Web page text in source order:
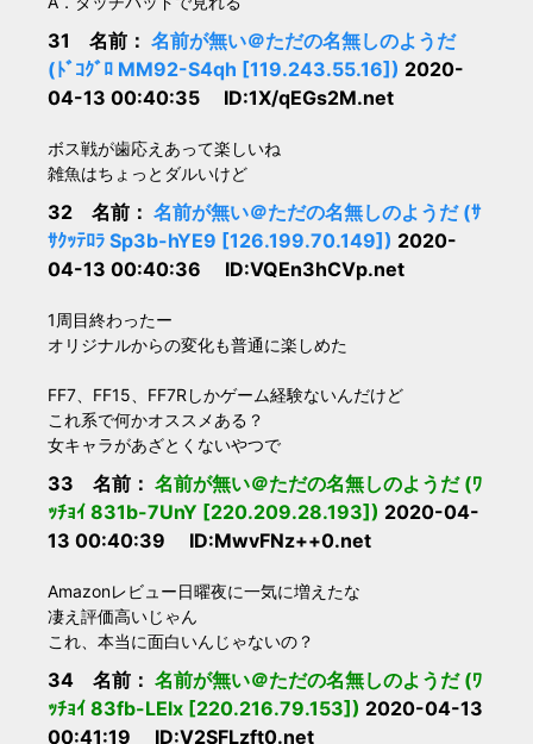
31 名前： 名前が無い＠ただの名無しのようだ
(ﾄﾞｺｸﾞﾛ MM92-S4qh [119.243.55.16]) 2020-
04-13 00:40:35 ID:1X/qEGs2M.net
ボス戦が歯応えあって楽しいね
雑魚はちょっとダルいけど
32 名前： 名前が無い＠ただの名無しのようだ (ｻ
ｻｸｯﾃﾛﾗ Sp3b-hYE9 [126.199.70.149]) 2020-
04-13 00:40:36 ID:VQEn3hCVp.net
1周目終わったー
オリジナルからの変化も普通に楽しめた
FF7、FF15、FF7Rしかゲーム経験ないんだけど
これ系で何かオススメある？
女キャラがあざとくないやつで
33 名前： 名前が無い＠ただの名無しのようだ (ﾜ
ｯﾁｮｲ 831b-7UnY [220.209.28.193]) 2020-04-
13 00:40:39 ID:MwvFNz++0.net
Amazonレビュー日曜夜に一気に増えたな
凄え評価高いじゃん
これ、本当に面白いんじゃないの？
34 名前： 名前が無い＠ただの名無しのようだ (ﾜ
ｯﾁｮｲ 83fb-LElx [220.216.79.153]) 2020-04-13
00:41:19 ID:V2SFLzft0.net